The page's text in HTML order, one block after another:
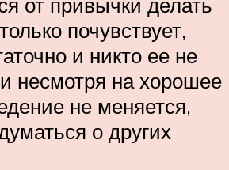
почувствует,
и никто ее не
несмотря на хорошее
не меняется,
о других